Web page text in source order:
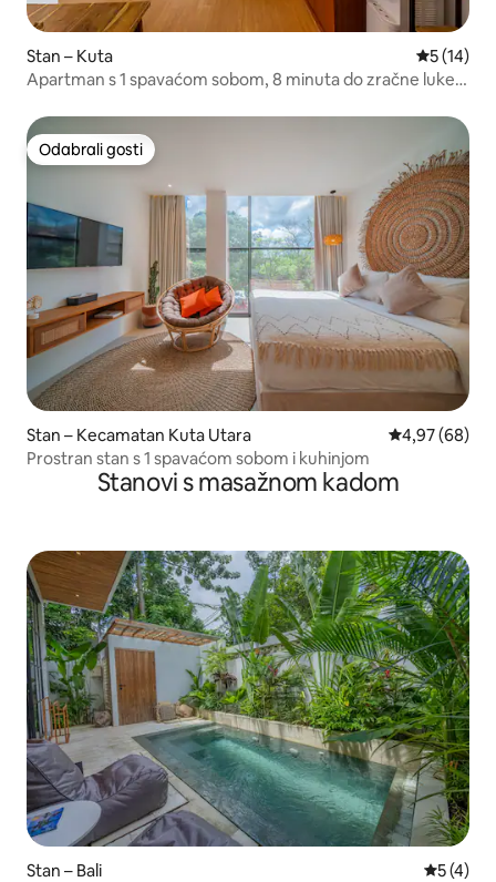
Stan – Kuta Prosječna
5 (14)
Apartman s 1 spavaćom sobom, 8 minuta do zračne luke,
Odabrali gosti
Odabrali gosti
Stan – Kecamatan Kuta Utara Prosječna
4,97 (68)
Prostran stan s 1 spavaćom sobom i kuhinjom
Stanovi s masažnom kadom
Stan – Bali
5 (4)